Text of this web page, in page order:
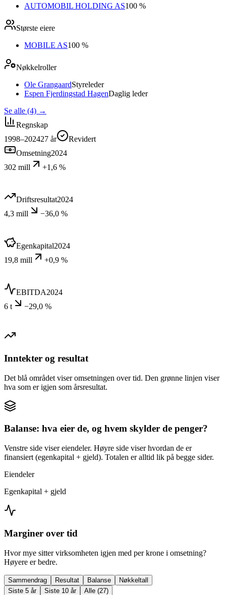
AUTOMOBIL HOLDING AS100 %
Største eiere
MOBILE AS100 %
Nøkkelroller
Ole GrangaardStyreleder
Espen Fjerdingstad HagenDaglig leder
Se alle (4) →
Regnskap
1998–202427 år
Revidert
Omsetning2024
302 mill
+1,6 %
Driftsresultat2024
4,3 mill
−36,0 %
Egenkapital2024
19,8 mill
+0,9 %
EBITDA2024
6 t
−29,0 %
Inntekter og resultat
Det blå området viser omsetningen over tid. Den grønne linjen viser
hva som er igjen som årsresultat.
Balanse: hva eier de, og hvem skylder de penger?
Venstre side viser eiendeler. Høyre side viser hvordan de er
finansiert (egenkapital + gjeld). Totalen er alltid lik på begge sider.
Eiendeler
Egenkapital + gjeld
Marginer over tid
Hvor mye sitter virksomheten igjen med per krone i omsetning?
Høyere er bedre.
Sammendrag Resultat Balanse
Nøkkeltall
Siste 5 år
Siste 10 år Alle (27)